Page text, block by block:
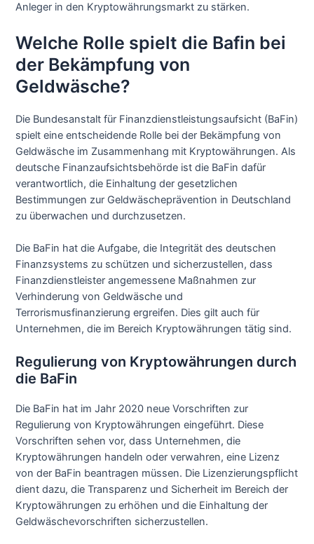
Anleger in den Kryptowährungsmarkt zu stärken.
Welche Rolle spielt die Bafin bei
der Bekämpfung von
Geldwäsche?
Die Bundesanstalt für Finanzdienstleistungsaufsicht (BaFin)
spielt eine entscheidende Rolle bei der Bekämpfung von
Geldwäsche im Zusammenhang mit Kryptowährungen. Als
deutsche Finanzaufsichtsbehörde ist die BaFin dafür
verantwortlich, die Einhaltung der gesetzlichen
Bestimmungen zur Geldwäscheprävention in Deutschland
zu überwachen und durchzusetzen.
Die BaFin hat die Aufgabe, die Integrität des deutschen
Finanzsystems zu schützen und sicherzustellen, dass
Finanzdienstleister angemessene Maßnahmen zur
Verhinderung von Geldwäsche und
Terrorismusfinanzierung ergreifen. Dies gilt auch für
Unternehmen, die im Bereich Kryptowährungen tätig sind.
Regulierung von Kryptowährungen durch
die BaFin
Die BaFin hat im Jahr 2020 neue Vorschriften zur
Regulierung von Kryptowährungen eingeführt. Diese
Vorschriften sehen vor, dass Unternehmen, die
Kryptowährungen handeln oder verwahren, eine Lizenz
von der BaFin beantragen müssen. Die Lizenzierungspflicht
dient dazu, die Transparenz und Sicherheit im Bereich der
Kryptowährungen zu erhöhen und die Einhaltung der
Geldwäschevorschriften sicherzustellen.